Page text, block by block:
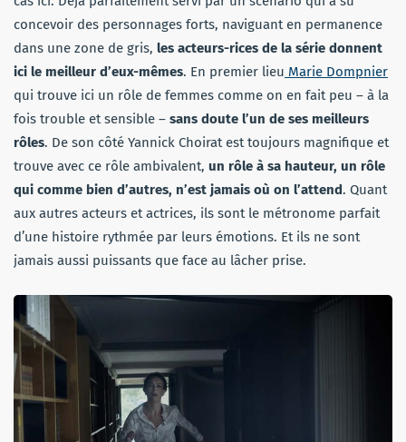
concevoir des personnages forts, naviguant en permanence
dans une zone de gris, les acteurs-rices de la série donnent
ici le meilleur d’eux-mêmes. En premier lieu Marie Dompnier
qui trouve ici un rôle de femmes comme on en fait peu – à la
fois trouble et sensible – sans doute l’un de ses meilleurs
rôles. De son côté Yannick Choirat est toujours magnifique et
trouve avec ce rôle ambivalent, un rôle à sa hauteur, un rôle
qui comme bien d’autres, n’est jamais où on l’attend. Quant
aux autres acteurs et actrices, ils sont le métronome parfait
d’une histoire rythmée par leurs émotions. Et ils ne sont
jamais aussi puissants que face au lâcher prise.